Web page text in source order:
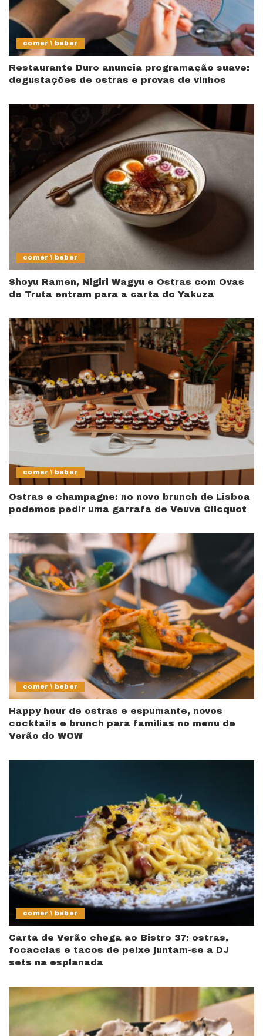
comer \ beber
Restaurante Duro anuncia programação suave:
degustações de ostras e provas de vinhos
comer \ beber
Shoyu Ramen, Nigiri Wagyu e Ostras com Ovas
de Truta entram para a carta do Yakuza
comer \ beber
Ostras e champagne: no novo brunch de Lisboa
podemos pedir uma garrafa de Veuve Clicquot
comer \ beber
Happy hour de ostras e espumante, novos
cocktails e brunch para famílias no menu de
Verão do WOW
comer \ beber
Carta de Verão chega ao Bistro 37: ostras,
focaccias e tacos de peixe juntam-se a DJ
sets na esplanada